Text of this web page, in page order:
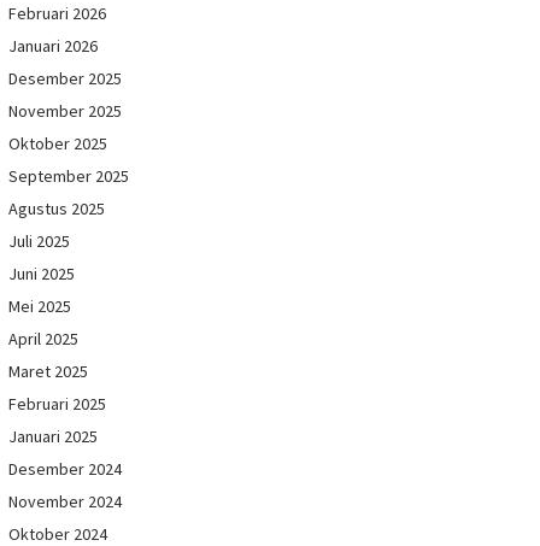
Februari 2026
Januari 2026
Desember 2025
November 2025
Oktober 2025
September 2025
Agustus 2025
Juli 2025
Juni 2025
Mei 2025
April 2025
Maret 2025
Februari 2025
Januari 2025
Desember 2024
November 2024
Oktober 2024